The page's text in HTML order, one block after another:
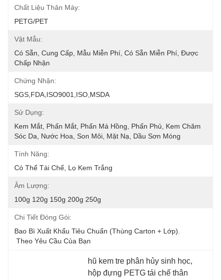
Chất Liệu Thân Máy:
PETG/PET
Vật Mẫu:
Có Sẵn, Cung Cấp, Mẫu Miễn Phí, Có Sẵn Miễn Phí, Được
Chấp Nhận
Chứng Nhận:
SGS,FDA,ISO9001,ISO,MSDA
Sử Dụng:
Kem Mắt, Phấn Mắt, Phấn Má Hồng, Phấn Phủ, Kem Chăm
Sóc Da, Nước Hoa, Son Môi, Mặt Nạ, Dầu Sơn Móng
Tính Năng:
Có Thể Tái Chế, Lọ Kem Trắng
Âm Lượng:
100g 120g 150g 200g 250g
Chi Tiết Đóng Gói:
Bao Bì Xuất Khẩu Tiêu Chuẩn (thùng Carton + Lớp).
Theo Yêu Cầu Của Bạn
hũ kem tre phân hủy sinh học,
hộp đựng PETG tái chế thân